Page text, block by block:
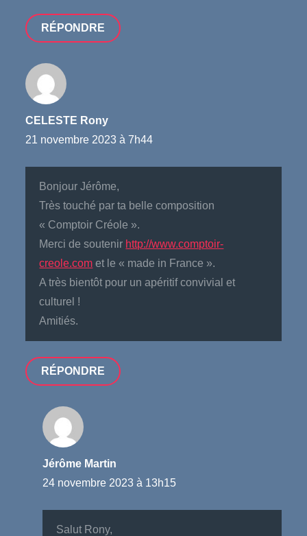
RÉPONDRE
CELESTE Rony
21 novembre 2023 à 7h44
Bonjour Jérôme,
Très touché par ta belle composition
« Comptoir Créole ».
Merci de soutenir http://www.comptoir-
creole.com et le « made in France ».
A très bientôt pour un apéritif convivial et
culturel !
Amitiés.
RÉPONDRE
Jérôme Martin
24 novembre 2023 à 13h15
Salut Rony,